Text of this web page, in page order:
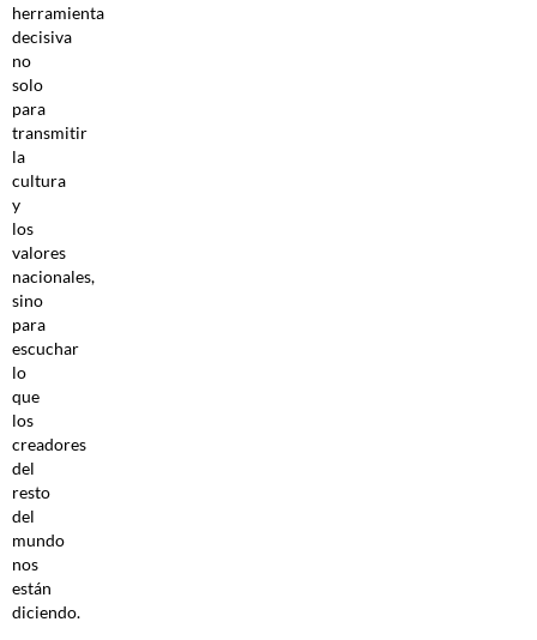
herramienta
decisiva
no
solo
para
transmitir
la
cultura
y
los
valores
nacionales,
sino
para
escuchar
lo
que
los
creadores
del
resto
del
mundo
nos
están
diciendo.